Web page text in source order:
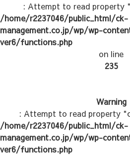
: Attempt to read property
/home/r2237046/public_html/ck-
management.co.jp/wp/wp-
ver6/functions.php
on line
235
Warning
: Attempt to read property
/home/r2237046/public_html/ck-
management.co.jp/wp/wp-
ver6/functions.php